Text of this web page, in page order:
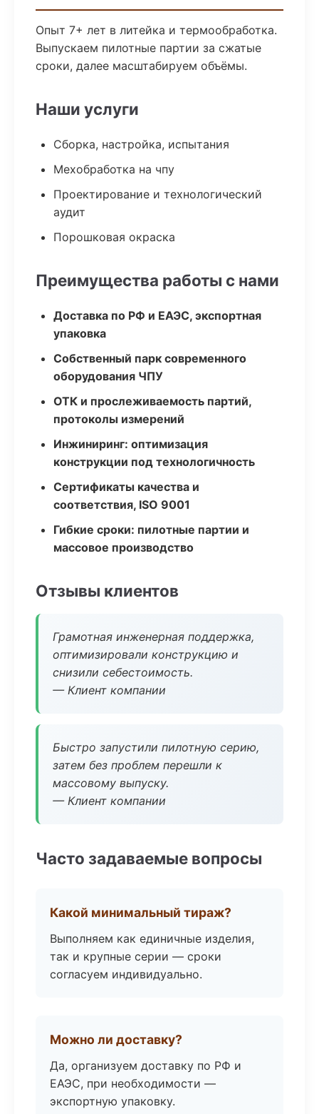
Опыт 7+ лет в литейка и термообработка.
Выпускаем пилотные партии за сжатые
сроки, далее масштабируем объёмы.
Наши услуги
Сборка, настройка, испытания
Мехобработка на чпу
Проектирование и технологический
аудит
Порошковая окраска
Преимущества работы с нами
Доставка по РФ и ЕАЭС, экспортная
упаковка
Собственный парк современного
оборудования ЧПУ
ОТК и прослеживаемость партий,
протоколы измерений
Инжиниринг: оптимизация
конструкции под технологичность
Сертификаты качества и
соответствия, ISO 9001
Гибкие сроки: пилотные партии и
массовое производство
Отзывы клиентов
Грамотная инженерная поддержка,
оптимизировали конструкцию и
снизили себестоимость.
— Клиент компании
Быстро запустили пилотную серию,
затем без проблем перешли к
массовому выпуску.
— Клиент компании
Часто задаваемые вопросы
Какой минимальный тираж?
Выполняем как единичные изделия,
так и крупные серии — сроки
согласуем индивидуально.
Можно ли доставку?
Да, организуем доставку по РФ и
ЕАЭС, при необходимости —
экспортную упаковку.